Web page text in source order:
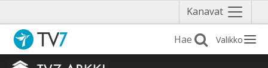
Kanavat Näytä
valikko
Valikko